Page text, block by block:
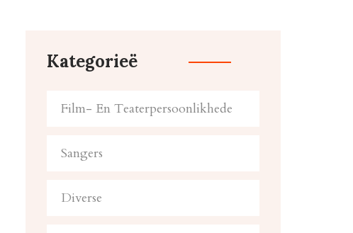
Kategorieë
Film- En Teaterpersoonlikhede
Sangers
Diverse